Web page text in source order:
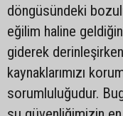
döngüsündeki
eğilim haline
giderek
kaynaklarımızı
sorumluluğudur.